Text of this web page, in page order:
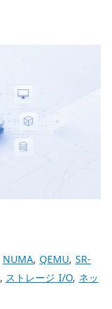
NUMA, QEMU, SR-
, ストレージ I/O, ネッ